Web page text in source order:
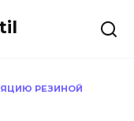
РЕЗИНОЙ